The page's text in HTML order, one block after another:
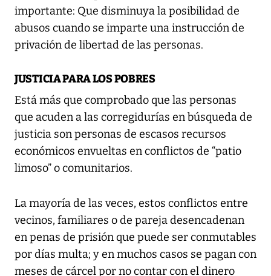
importante: Que disminuya la posibilidad de
abusos cuando se imparte una instrucción de
privación de libertad de las personas.
JUSTICIA PARA LOS POBRES
Está más que comprobado que las personas
que acuden a las corregidurías en búsqueda de
justicia son personas de escasos recursos
económicos envueltas en conflictos de “patio
limoso” o comunitarios.
La mayoría de las veces, estos conflictos entre
vecinos, familiares o de pareja desencadenan
en penas de prisión que puede ser conmutables
por días multa; y en muchos casos se pagan con
meses de cárcel por no contar con el dinero